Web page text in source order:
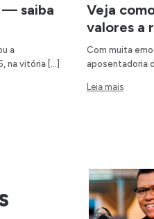
— saiba
a
na vitória […]
Veja
valores a
Com muita
aposentadoria
Leia mais